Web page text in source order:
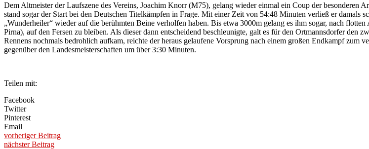
Dem Altmeister der Laufszene des Vereins, Joachim Knorr (M75), gelang wieder einmal ein Coup der besonderen
stand sogar der Start bei den Deutschen Titelkämpfen in Frage. Mit einer Zeit von 54:48 Minuten verließ er
„Wunderheiler“ wieder auf die berühmten Beine verholfen haben. Bis etwa 3000m gelang es ihm sogar, nach
Pirna), auf den Fersen zu bleiben. Als dieser dann entscheidend beschleunigte, galt es für den Ortmannsdorfer
Rennens nochmals bedrohlich aufkam, reichte der heraus gelaufene Vorsprung nach einem großen Endkampf
gegenüber den Landesmeisterschaften um über 3:30 Minuten.
Teilen mit:
Facebook
Twitter
Pinterest
Email
vorheriger Beitrag
nächster Beitrag